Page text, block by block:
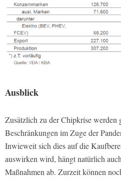
Ausblick
Zusätzlich zu der Chipkrise werden
Beschränkungen im Zuge der
Inwieweit sich dies auf die
auswirken wird, hängt natürlich
Maßnahmen ab. Zurzeit können